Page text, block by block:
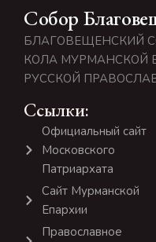
Собор
БЛАГОВЕЩЕНСКИЙ
КОЛА МУРМАНСКОЙ
РУССКОЙ
Ссылки:
Официальный сайт
Московского
Патриархата
Сайт Мурманской
Епархии
Православное